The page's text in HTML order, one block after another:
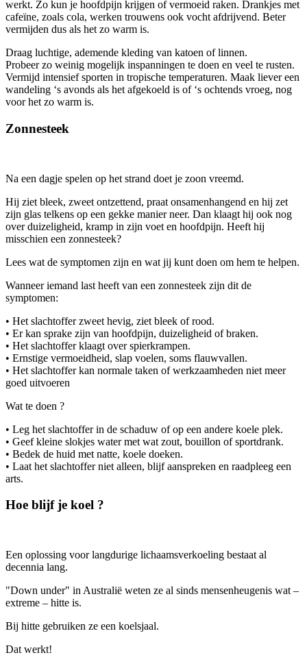
werkt. Zo kun je hoofdpijn krijgen of vermoeid raken. Drankjes met
cafeïne, zoals cola, werken trouwens ook vocht afdrijvend. Beter
vermijden dus als het zo warm is.
Draag luchtige, ademende kleding van katoen of linnen.
Probeer zo weinig mogelijk inspanningen te doen en veel te rusten.
Vermijd intensief sporten in tropische temperaturen. Maak liever een
wandeling ‘s avonds als het afgekoeld is of ‘s ochtends vroeg, nog
voor het zo warm is.
Zonnesteek
Na een dagje spelen op het strand doet je zoon vreemd.
Hij ziet bleek, zweet ontzettend, praat onsamenhangend en hij zet
zijn glas telkens op een gekke manier neer. Dan klaagt hij ook nog
over duizeligheid, kramp in zijn voet en hoofdpijn. Heeft hij
misschien een zonnesteek?
Lees wat de symptomen zijn en wat jij kunt doen om hem te helpen.
Wanneer iemand last heeft van een zonnesteek zijn dit de
symptomen:
• Het slachtoffer zweet hevig, ziet bleek of rood.
• Er kan sprake zijn van hoofdpijn, duizeligheid of braken.
• Het slachtoffer klaagt over spierkrampen.
• Ernstige vermoeidheid, slap voelen, soms flauwvallen.
• Het slachtoffer kan normale taken of werkzaamheden niet meer
goed uitvoeren
Wat te doen ?
• Leg het slachtoffer in de schaduw of op een andere koele plek.
• Geef kleine slokjes water met wat zout, bouillon of sportdrank.
• Bedek de huid met natte, koele doeken.
• Laat het slachtoffer niet alleen, blijf aanspreken en raadpleeg een
arts.
Hoe blijf je koel ?
Een oplossing voor langdurige lichaamsverkoeling bestaat al
decennia lang.
"Down under" in Australië weten ze al sinds mensenheugenis wat –
extreme – hitte is.
Bij hitte gebruiken ze een koelsjaal.
Dat werkt!